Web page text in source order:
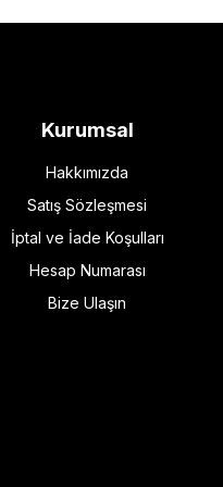
Kurumsal
Hakkımızda
Satış Sözleşmesi
İptal ve İade Koşulları
Hesap Numarası
Bize Ulaşın